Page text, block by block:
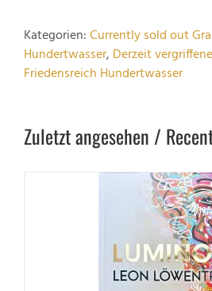
Kategorien:Currently sold out
Hundertwasser, Derzeit
Friedensreich Hundertwasser
Zuletzt angesehen /